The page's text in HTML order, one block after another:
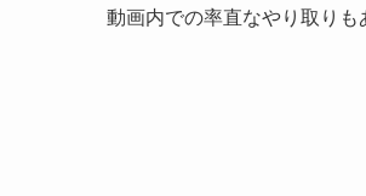
動画内での率直なやり取りも